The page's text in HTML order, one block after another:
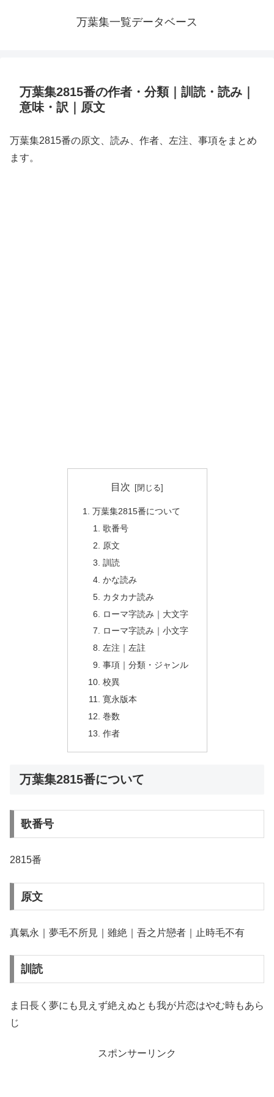
万葉集一覧データベース
万葉集2815番の作者・分類｜訓読・読み｜
意味・訳｜原文
万葉集2815番の原文、読み、作者、左注、事項をまとめ
ます。
目次
万葉集2815番について
歌番号
原文
訓読
かな読み
カタカナ読み
ローマ字読み｜大文字
ローマ字読み｜小文字
左注｜左註
事項｜分類・ジャンル
校異
寛永版本
巻数
作者
万葉集2815番について
歌番号
2815番
原文
真氣永｜夢毛不所見｜雖絶｜吾之片戀者｜止時毛不有
訓読
ま日長く夢にも見えず絶えぬとも我が片恋はやむ時もあら
じ
スポンサーリンク